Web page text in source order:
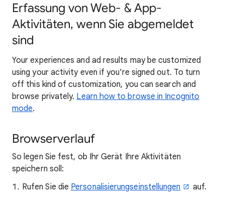
Erfassung von Web- & App-
Aktivitäten, wenn Sie abgemeldet
sind
Your experiences and ad results may be customized
using your activity even if you're signed out. To turn
off this kind of customization, you can search and
browse privately. Learn how to browse in Incognito
mode.
Browserverlauf
So legen Sie fest, ob Ihr Gerät Ihre Aktivitäten
speichern soll:
Rufen Sie die Personalisierungseinstellungen
auf.